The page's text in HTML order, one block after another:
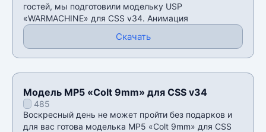
гостей, мы подготовили модельку USP
«WARMACHINE» для CSS v34. Анимация
Скачать
Модель MP5 «Colt 9mm» для CSS v34
485
Воскресный день не может пройти без подарков и
для вас готова моделька MP5 «Colt 9mm» для CSS